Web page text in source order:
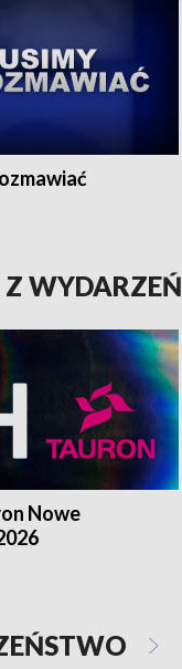
Z WYDARZEŃ
Nowe